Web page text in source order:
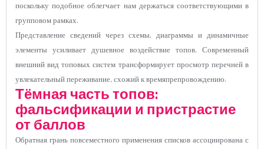
поскольку подобное облегчает нам держаться соответствующими в
групповом рамках.
Представление сведений через схемы, диаграммы и динамичные
элементы усиливает душевное воздействие топов. Современный
внешний вид топовых систем трансформирует просмотр перечней в
увлекательный переживание, схожий к времяпрепровождению.
Тёмная часть топов:
фальсификации и пристрастие
от баллов
Обратная грань повсеместного применения списков ассоциирована с